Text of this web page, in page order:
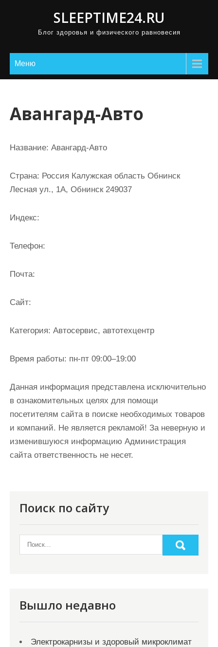
SLEEPTIME24.RU
Блог здоровья и физического равновесия
Меню
Авангард-Авто
Название: Авангард-Авто
Страна: Россия Калужская область Обнинск
Лесная ул., 1А, Обнинск 249037
Индекс:
Телефон:
Почта:
Cайт:
Категория: Автосервис, автотехцентр
Время работы: пн-пт 09:00–19:00
Данная информация представлена исключительно
в ознакомительных целях для помощи
посетителям сайта в поиске необходимых товаров
и компаний. Не является рекламой! За неверную и
изменившуюся информацию Администрация
сайта ответственность не несет.
Поиск по сайту
Вышло недавно
Электрокарнизы и здоровый микроклимат